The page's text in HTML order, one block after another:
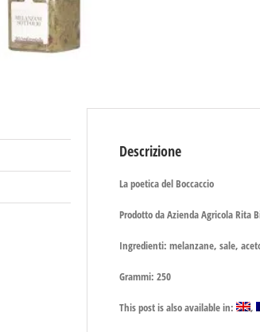
Descrizione
La poetica del Boccaccio
Prodotto da Azienda Agricola Rita
Ingredienti: melanzane, sale,
Grammi: 250
This post is also available in: